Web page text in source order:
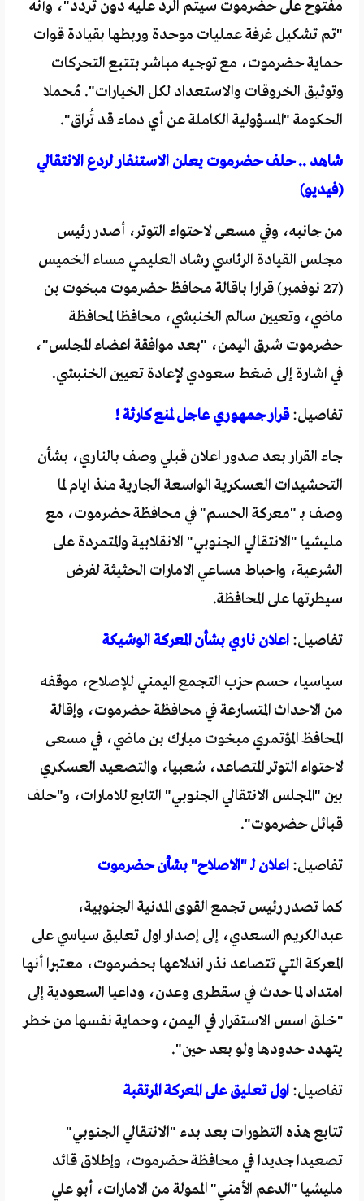
مفتوح على حضرموت سيتم الرد عليه دون تردد"، وأنه
"تم تشكيل غرفة عمليات موحدة وربطها بقيادة قوات
حماية حضرموت، مع توجيه مباشر بتتبع التحركات
وتوثيق الخروقات والاستعداد لكل الخيارات". مُحملا
الحكومة "المسؤولية الكاملة عن أي دماء قد تُراق".
شاهد .. حلف حضرموت يعلن الاستنفار لردع الانتقالي
(فيديو)
من جانبه، وفي مسعى لاحتواء التوتر، أصدر رئيس
مجلس القيادة الرئاسي رشاد العليمي مساء الخميس
(27 نوفمبر) قرارا باقالة محافظ حضرموت مبخوت بن
ماضي، وتعيين سالم الخنبشي، محافظا لمحافظة
حضرموت شرق اليمن، "بعد موافقة اعضاء المجلس"،
في اشارة إلى ضغط سعودي لإعادة تعيين الخنبشي.
تفاصيل:قرار جمهوري عاجل لمنع كارثة !
جاء القرار بعد صدور اعلان قبلي وصف بالناري، بشأن
التحشيدات العسكرية الواسعة الجارية منذ ايام لما
وصف بـ "معركة الحسم" في محافظة حضرموت، مع
مليشيا "الانتقالي الجنوبي" الانقلابية والمتمردة على
الشرعية، واحباط مساعي الامارات الحثيثة لفرض
سيطرتها على المحافظة.
تفاصيل: اعلان ناري بشأن المعركة الوشيكة
سياسيا، حسم حزب التجمع اليمني للإصلاح، موقفه
من الاحداث المتسارعة في محافظة حضرموت، وإقالة
المحافظ المؤتمري مبخوت مبارك بن ماضي، في مسعى
لاحتواء التوتر المتصاعد، شعبيا، والتصعيد العسكري
بين "المجلس الانتقالي الجنوبي" التابع للامارات، و"حلف
قبائل حضرموت".
تفاصيل: اعلان لـ "الاصلاح" بشأن حضرموت
كما تصدر رئيس تجمع القوى المدنية الجنوبية،
عبدالكريم السعدي، إلى إصدار اول تعليق سياسي على
المعركة التي تتصاعد نذر اندلاعها بحضرموت، معتبرا أنها
امتداد لما حدث في سقطرى وعدن، وداعيا السعودية إلى
"خلق اسس الاستقرار في اليمن، وحماية نفسها من خطر
يتهدد حدودها ولو بعد حين".
تفاصيل: اول تعليق على المعركة المرتقبة
تتابع هذه التطورات بعد بدء "الانتقالي الجنوبي"
تصعيدا جديدا في محافظة حضرموت، وإطلاق قائد
مليشيا "الدعم الأمني" الممولة من الامارات، أبو علي